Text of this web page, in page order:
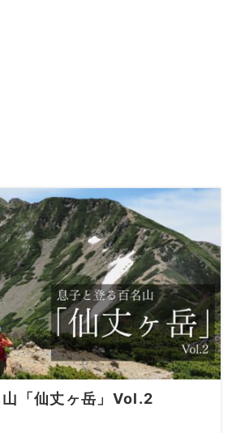
「仙丈ヶ岳」Vol.2